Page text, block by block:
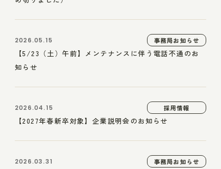
2026.05.15 事務局お知らせ
【5/23（土）午前】メンテナンスに伴う電話不通のお
知らせ
2026.04.15 採用情報
【2027年春新卒対象】企業説明会のお知らせ
2026.03.31 事務局お知らせ